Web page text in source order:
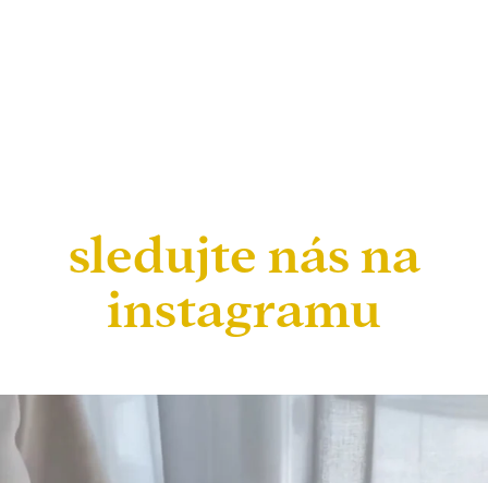
sledujte nás na
instagramu